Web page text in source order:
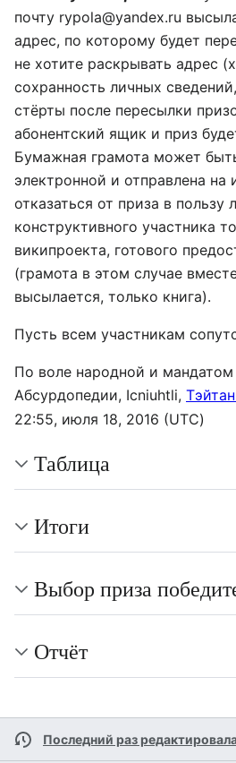
почту rypola@yandex.ru
адрес, по которому будет
не хотите раскрывать адрес
сохранность личных
стёрты после пересылки
абонентский ящик и приз
Бумажная грамота может
электронной и отправлена
отказаться от приза в пользу
конструктивного участника
википроекта, готового
(грамота в этом случае
высылается, только книга).
Пусть всем участникам
По воле народной и
Абсурдопедии, Icniuhtli,
22:55, июля 18, 2016 (UTC)
Таблица
Итоги
Выбор приза
Отчёт
Последний раз